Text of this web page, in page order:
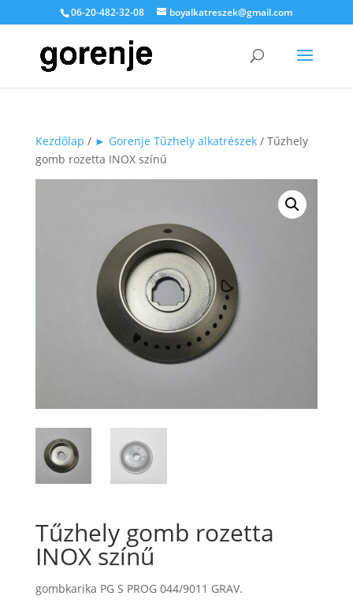
06-20-482-32-08 boyalkatreszek@gmail.com
Kezdőlap / ► Gorenje Tűzhely alkatrészek/ Tűzhely
gomb rozetta INOX színű
Tűzhely gomb rozetta
INOX színű
gombkarika PG S PROG 044/9011 GRAV.